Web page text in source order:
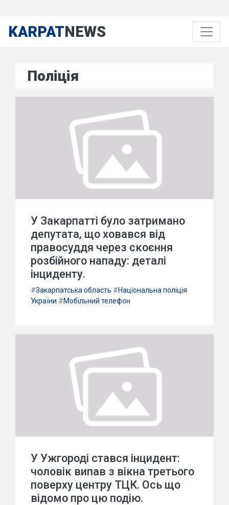
KARPATNEWS
Поліція
У Закарпатті було затримано
депутата, що ховався від
правосуддя через скоєння
розбійного нападу: деталі
інциденту.
#Закарпатська область #Національна поліція
України #Мобільний телефон
У Ужгороді стався інцидент:
чоловік випав з вікна третього
поверху центру ТЦК. Ось що
відомо про цю подію.